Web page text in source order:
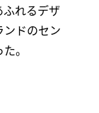
れるデザ
ドのセン
。